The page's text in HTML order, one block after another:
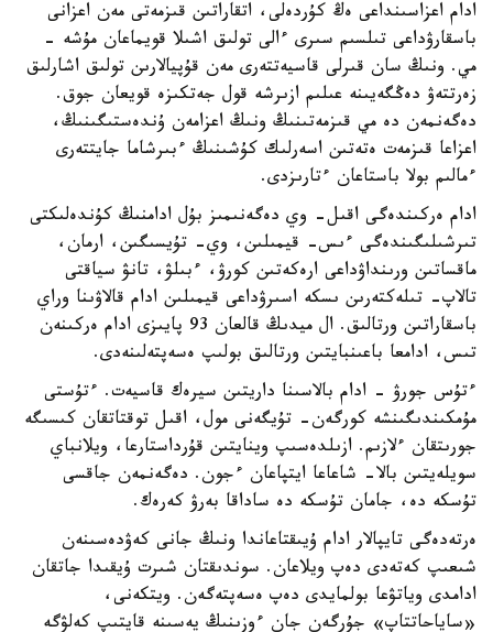
ادام اعزاسىنداعى ەڭ كۇردەلى، اتقاراتىن قىزمەتى مەن اعزانى
باسقارۋداعى تىلسىم سىرى ءالى تولىق اشىلا قويماعان مۇشە -
مي. ونىڭ سان قىرلى قاسيەتتەرى مەن قۇپيالارىن تولىق اشارلىق
زەرتتەۋ دەڭگەيىنە عىلىم ازىرشە قول جەتكىزە قويعان جوق.
دەگەنمەن دە مي قىزمەتىنىڭ ونىڭ اعزامەن ۇندەستىگىنىڭ،
اعزاعا قىزمەت ەتەتىن اسەرلىك كۇشىنىڭ ءبىرشاما جايتتەرى
ءمالىم بولا باستاعان ءتارىزدى.
ادام ەركىندەگى اقىل- وي دەگەنىمىز بۇل ادامنىڭ كۇندەلىكتى
تىرشىلىگىندەگى ءىس- قيمىلىن، وي- تۇيسىگىن، ارمان،
ماقساتىن ورىنداۋداعى ارەكەتىن كورۋ، ءبىلۋ، تانۋ سياقتى
تالاپ- تىلەكتەرىن ىسكە اسىرۋداعى قيمىلىن ادام قالاۋىنا وراي
باسقاراتىن ورتالىق. ال ميدىڭ قالعان 93 پايىزى ادام ەركىنەن
تىس، ادامعا باعىنبايتىن ورتالىق بولىپ ەسەپتەلىنەدى.
ءتۇس جورۋ - ادام بالاسىنا داريتىن سيرەك قاسيەت. ءتۇستى
مۇمكىندىگىنشە كورگەن- تۇيگەنى مول، اقىل توقتاتقان كىسىگە
جورىتقان ءلازىم. ازىلدەسىپ وينايتىن قۇرداستارعا، ويلانباي
سويلەيتىن بالا- شاعاعا ايتپاعان ءجون. دەگەنمەن جاقسى
تۇسكە دە، جامان تۇسكە دە ساداقا بەرۋ كەرەك.
ەرتەدەگى تايپالار ادام ۇيىقتاعاندا ونىڭ جانى كەۋدەسىنەن
شىعىپ كەتەدى دەپ ويلاعان. سوندىقتان شىرت ۇيقىدا جاتقان
ادامدى وياتۋعا بولمايدى دەپ ەسەپتەگەن. ويتكەنى،
«ساياحاتتاپ» جۇرگەن جان ءوزىنىڭ يەسىنە قايتىپ كەلۋگە